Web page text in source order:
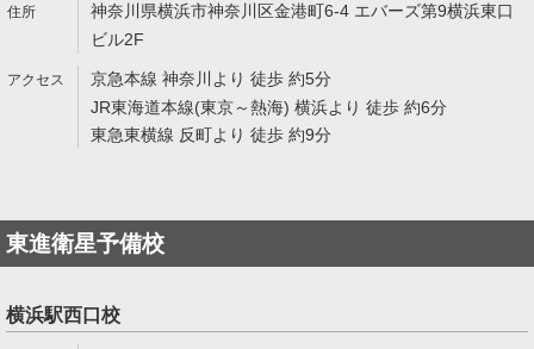
神奈川県横浜市神奈川区金港町6-4 エバーズ第9横浜東口
ビル2F
京急本線 神奈川より 徒歩 約5分
JR東海道本線(東京～熱海) 横浜より 徒歩 約6分
東急東横線 反町より 徒歩 約9分
東進衛星予備校
横浜駅西口校